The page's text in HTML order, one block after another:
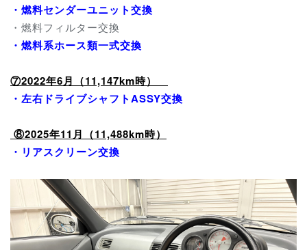
・燃料センダーユニット交換
・燃料フィルター交換
・燃料系ホース類一式交換
⑦2022年6月（11,147km時）
・左右ドライブシャフトASSY交換
⑧2025年11月（11,488km時）
・リアスクリーン交換